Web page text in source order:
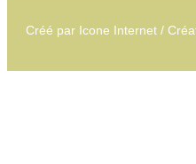
Créé par Icone Internet /